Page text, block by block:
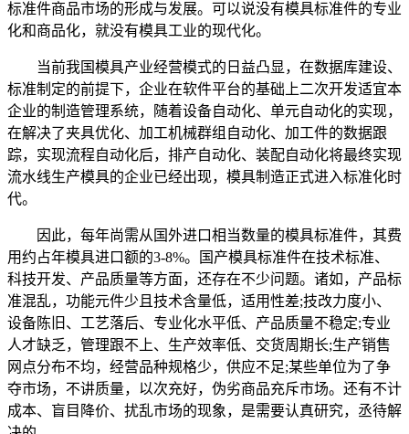
标准件商品市场的形成与发展。可以说没有模具标准件的专业
化和商品化，就没有模具工业的现代化。
当前我国模具产业经营模式的日益凸显，在数据库建设、
标准制定的前提下，企业在软件平台的基础上二次开发适宜本
企业的制造管理系统，随着设备自动化、单元自动化的实现，
在解决了夹具优化、加工机械群组自动化、加工件的数据跟
踪，实现流程自动化后，排产自动化、装配自动化将最终实现
流水线生产模具的企业已经出现，模具制造正式进入标准化时
代。
因此，每年尚需从国外进口相当数量的模具标准件，其费
用约占年模具进口额的3-8%。国产模具标准件在技术标准、
科技开发、产品质量等方面，还存在不少问题。诸如，产品标
准混乱，功能元件少且技术含量低，适用性差;技改力度小、
设备陈旧、工艺落后、专业化水平低、产品质量不稳定;专业
人才缺乏，管理跟不上、生产效率低、交货周期长;生产销售
网点分布不均，经营品种规格少，供应不足;某些单位为了争
夺市场，不讲质量，以次充好，伪劣商品充斥市场。还有不计
成本、盲目降价、扰乱市场的现象，是需要认真研究，丞待解